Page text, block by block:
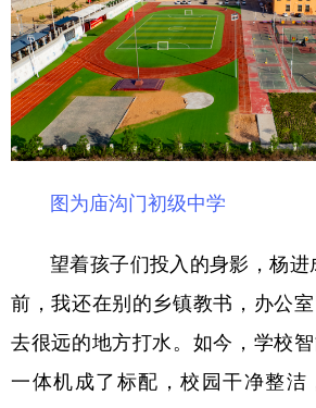
图为庙沟门初级中学
望着孩子们投入的身影，杨进
前，我还在别的乡镇教书，办公
去很远的地方打水。如今，学校
一体机成了标配，校园干净整洁